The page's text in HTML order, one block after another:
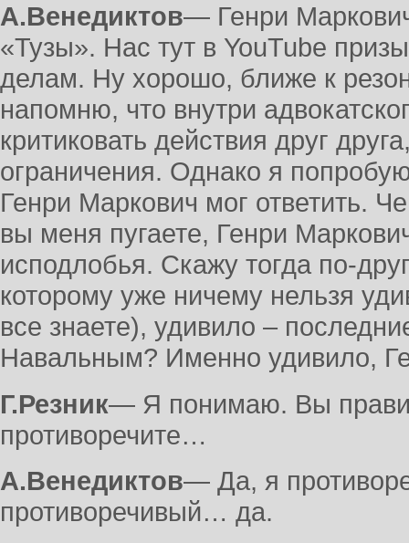
А.Венедиктов― Генри
«Тузы». Нас тут в YouTube
делам. Ну хорошо, ближе к
напомню, что внутри
критиковать действия друг
ограничения. Однако я
Генри Маркович мог ответить.
вы меня пугаете, Генри
исподлобья. Скажу тогда по-
которому уже ничему нельзя
все знаете), удивило –
Навальным? Именно удивило,
Г.Резник― Я понимаю. Вы
противоречите…
А.Венедиктов― Да, я
противоречивый… да.